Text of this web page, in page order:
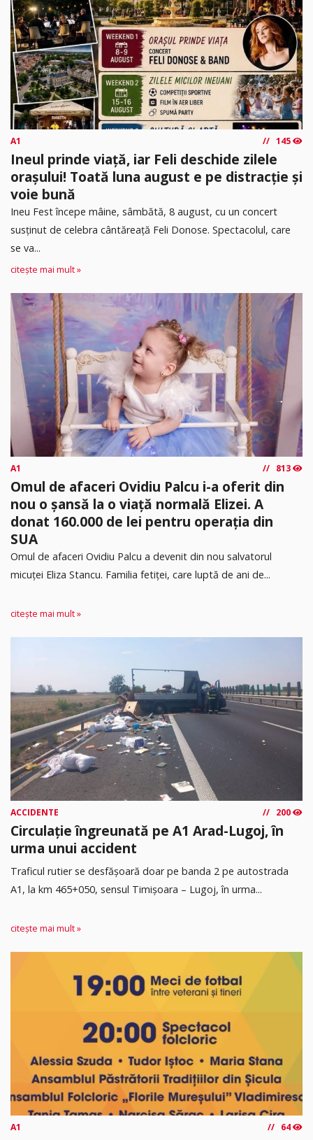
A1 145
Ineul prinde viață, iar Feli deschide zilele
orașului! Toată luna august e pe distracție și
voie bună
Ineu Fest începe mâine, sâmbătă, 8 august, cu un concert
susținut de celebra cântăreață Feli Donose. Spectacolul, care
se va...
citește mai mult »
A1 813
Omul de afaceri Ovidiu Palcu i-a oferit din
nou o șansă la o viață normală Elizei. A
donat 160.000 de lei pentru operația din
SUA
Omul de afaceri Ovidiu Palcu a devenit din nou salvatorul
micuței Eliza Stancu. Familia fetiței, care luptă de ani de...
citește mai mult »
ACCIDENTE 200
Circulație îngreunată pe A1 Arad-Lugoj, în
urma unui accident
Traficul rutier se desfășoară doar pe banda 2 pe autostrada
A1, la km 465+050, sensul Timişoara – Lugoj, în urma...
citește mai mult »
A1 64